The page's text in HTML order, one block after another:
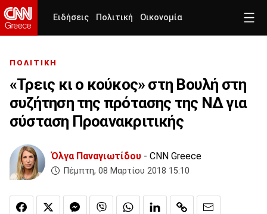
Ειδήσεις Πολιτική Οικονομία
ΠΟΛΙΤΙΚΗ
«Τρεις κι ο κούκος» στη Βουλή στη
συζήτηση της πρότασης της ΝΔ για
σύσταση Προανακριτικής
Όλγα Παναγιωτίδου - CNN Greece
Πέμπτη, 08 Μαρτίου 2018 15:10